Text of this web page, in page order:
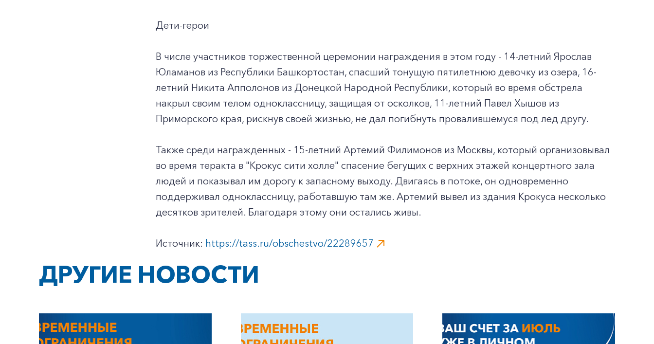
+7-800-700-24-57
Заказать обратный звонок
Частным клиентам
Корпоративным клиентам
Дети-герои
В числе участников торжественной церемонии награждения в этом году - 14-летний Ярослав
Юламанов из Республики Башкортостан, спасший тонущую пятилетнюю девочку из озера, 16-
летний Никита Апполонов из Донецкой Народной Республики, который во время обстрела
накрыл своим телом одноклассницу, защищая от осколков, 11-летний Павел Хышов из
Приморского края, рискнув своей жизнью, не дал погибнуть провалившемуся под лед другу.
Также среди награжденных - 15-летний Артемий Филимонов из Москвы, который организовывал
во время теракта в "Крокус сити холле" спасение бегущих с верхних этажей концертного зала
людей и показывал им дорогу к запасному выходу. Двигаясь в потоке, он одновременно
поддерживал одноклассницу, работавшую там же. Артемий вывел из здания Крокуса несколько
десятков зрителей. Благодаря этому они остались живы.
Источник: https://tass.ru/obschestvo/22289657
ДРУГИЕ НОВОСТИ